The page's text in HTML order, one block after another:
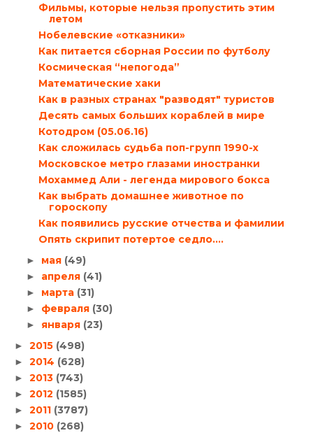
Фильмы, которые нельзя пропустить этим
летом
Нобелевские «отказники»
Как питается сборная России по футболу
Космическая “непогода”
Математические хаки
Как в разных странах "разводят" туристов
Десять самых больших кораблей в мире
Котодром (05.06.16)
Как сложилась судьба поп-групп 1990-х
Московское метро глазами иностранки
Мохаммед Али - легенда мирового бокса
Как выбрать домашнее животное по
гороскопу
Как появились русские отчества и фамилии
Опять скрипит потертое седло....
► мая (49)
► апреля (41)
► марта (31)
► февраля (30)
► января (23)
► 2015 (498)
► 2014 (628)
► 2013 (743)
► 2012 (1585)
► 2011 (3787)
► 2010 (268)